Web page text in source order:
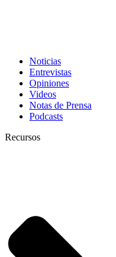
Noticias
Entrevistas
Opiniones
Videos
Notas de Prensa
Podcasts
Recursos